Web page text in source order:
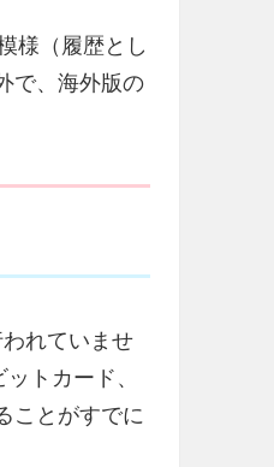
様（履歴とし
で、海外版の
れていませ
トカード、
ことがすでに